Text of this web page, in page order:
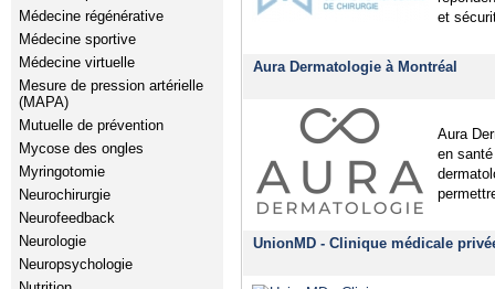
Médecine régénérative
Médecine sportive
Médecine virtuelle
Mesure de pression artérielle
(MAPA)
Mutuelle de prévention
Mycose des ongles
Myringotomie
Neurochirurgie
Neurofeedback
Neurologie
Neuropsychologie
et
Aura Dermatologie à Montréal
Aura
en
UnionMD - Clinique médicale